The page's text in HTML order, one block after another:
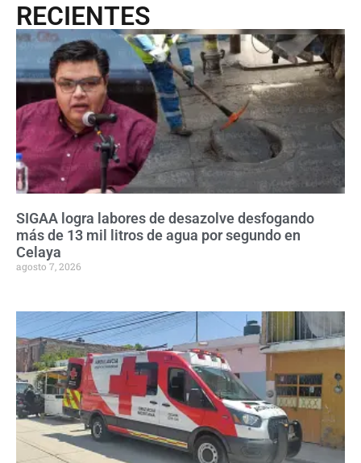
RECIENTES
SIGAA logra labores de desazolve desfogando
más de 13 mil litros de agua por segundo en
Celaya
agosto 7, 2026